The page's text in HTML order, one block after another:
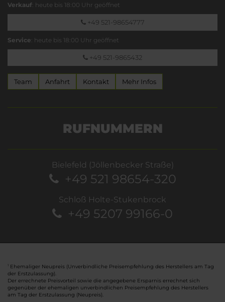
Verkauf: heute bis 18:00 Uhr geöffnet
+49 521-98654777
Service: heute bis 18:00 Uhr geöffnet
+49 521-9865432
Team Anfahrt Kontakt Mehr Infos
RUFNUMMERN
Bielefeld (Jöllenbecker Straße)
+49 521 98654-320
Schloß Holte-Stukenbrock
+49 5207 99166-0
Ehemaliger Neupreis (Unverbindliche Preisempfehlung des Herstellers am Tag
der Erstzulassung).
Der errechnete Preisvorteil sowie die angegebene Ersparnis errechnet sich
gegenüber der ehemaligen unverbindlichen Preisempfehlung des Herstellers
am Tag der Erstzulassung (Neupreis).